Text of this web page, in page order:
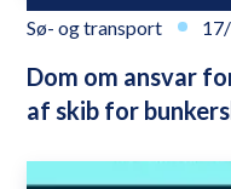
Sø- og transport
Dom om ansvar
af skib for